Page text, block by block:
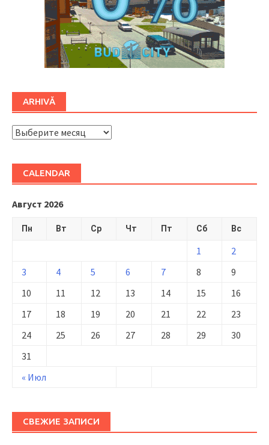
ARHIVĂ
ARHIVĂ
CALENDAR
Август 2026
Пн Вт Ср Чт Пт Сб Вс
« Июл
1
2
3
4 5 6 7 8
9
10
11 12 13 14 15
16
17
18 19 20 21 22
23
24
25 26 27 28 29
30
31
СВЕЖИЕ ЗАПИСИ